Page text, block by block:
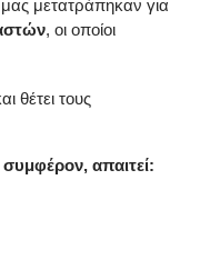
μετατράπηκαν για
, οι οποίοι
θέτει τους
απαιτεί: